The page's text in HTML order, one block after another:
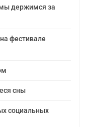
держимся за
фестивале
сны
социальных